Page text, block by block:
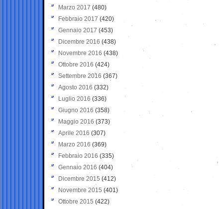
Marzo 2017 (480)
Febbraio 2017 (420)
Gennaio 2017 (453)
Dicembre 2016 (438)
Novembre 2016 (438)
Ottobre 2016 (424)
Settembre 2016 (367)
Agosto 2016 (332)
Luglio 2016 (336)
Giugno 2016 (358)
Maggio 2016 (373)
Aprile 2016 (307)
Marzo 2016 (369)
Febbraio 2016 (335)
Gennaio 2016 (404)
Dicembre 2015 (412)
Novembre 2015 (401)
Ottobre 2015 (422)